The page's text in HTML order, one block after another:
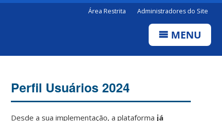
Área Restrita Administradores do Site
MENU
Perfil Usuários 2024
Desde a sua implementação, a plataforma já